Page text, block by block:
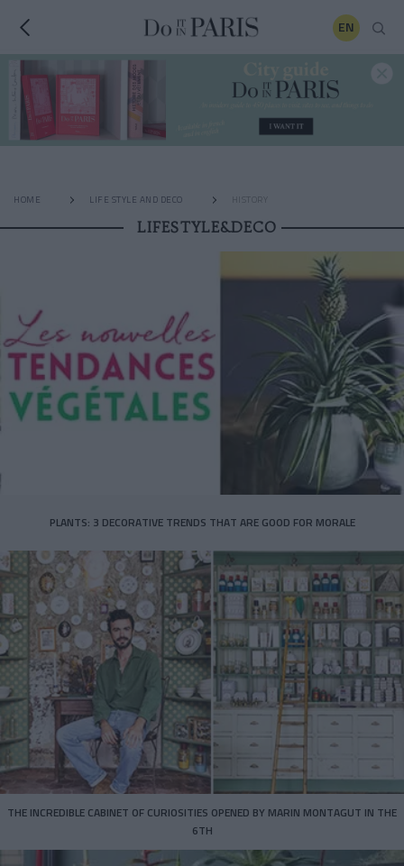
EN
HOME LIFE STYLE AND DECO HISTORY
LIFESTYLE&DECO
PLANTS: 3 DECORATIVE TRENDS THAT ARE GOOD FOR MORALE
THE INCREDIBLE CABINET OF CURIOSITIES OPENED BY MARIN MONTAGUT IN THE
6TH